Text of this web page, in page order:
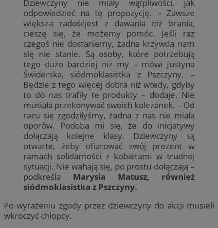
Dziewczyny nie miały wątpliwości, jak
odpowiedzieć na tę propozycję. – Zawsze
większa radośćjest z dawania niż brania,
cieszę się, że możemy pomóc. Jeśli raz
czegoś nie dostaniemy, żadna krzywda nam
się nie stanie. Są osoby, które potrzebują
tego dużo bardziej niż my – mówi Justyna
Świderska, siódmoklasistka z Pszczyny. –
Będzie z tego więcej dobra niż wtedy, gdyby
to do nas trafiły te produkty – dodaje. Nie
musiała przekonywać swoich koleżanek. – Od
razu się zgodziłyśmy, żadna z nas nie miała
oporów. Podoba mi się, że do inicjatywy
dołączają kolejne klasy. Dziewczyny są
otwarte, żeby ofiarować swój prezent w
ramach solidarności z kobietami w trudnej
sytuacji. Nie wahają się, po prostu dołączają –
podkreśla Marysia Matusz, również
siódmoklasistka z Pszczyny.
Po wyrażeniu zgody przez dziewczyny do akcji musieli
wkroczyć chłopcy.